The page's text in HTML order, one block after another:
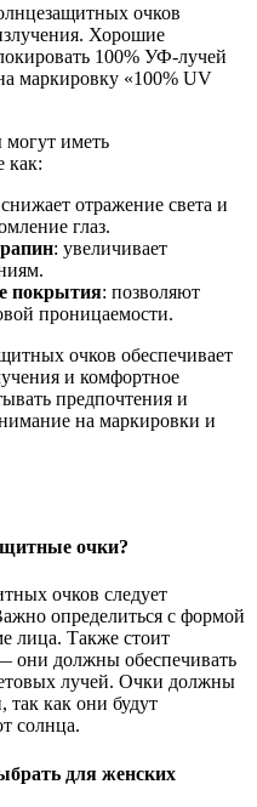
очков
Хорошие
100% УФ-лучей
маркировку «100% UV
иметь
как:
отражение света и
глаз.
: увеличивает
покрытия: позволяют
проницаемости.
очков обеспечивает
и комфортное
предпочтения и
на маркировки и
очки?
очков следует
определиться с формой
лица. Также стоит
они должны обеспечивать
лучей. Очки должны
как они будут
солнца.
для женских